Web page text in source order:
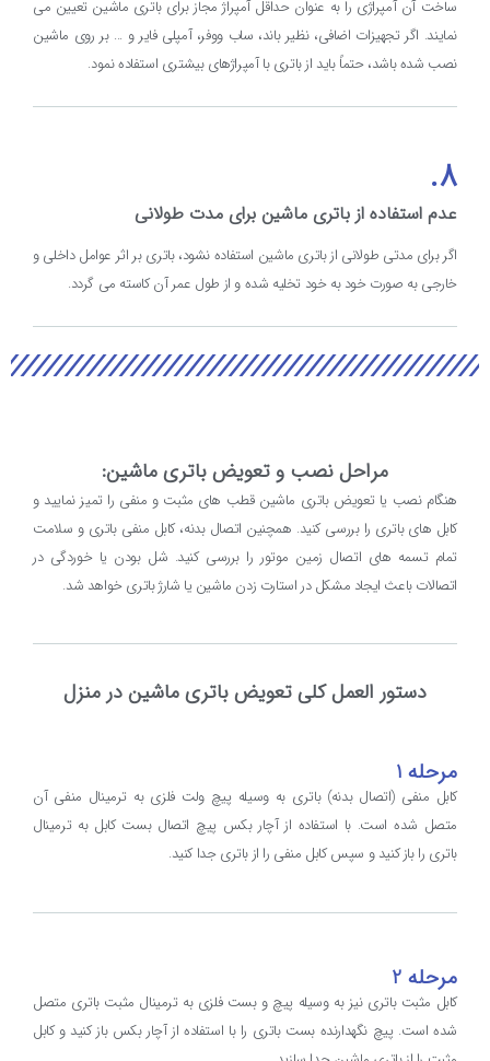
ساخت آن آمپراژی را به عنوان حداقل آمپراژ مجاز برای باتری ماشین تعیین می
نمایند. اگر تجهیزات اضافی، نظیر باند، ساب ووفر، آمپلی فایر و ... بر روی ماشین
نصب شده باشد، حتماً باید از باتری با آمپراژهای بیشتری استفاده نمود.
8.
عدم استفاده از باتری ماشین برای مدت طولانی
اگر برای مدتی طولانی از باتری ماشین استفاده نشود، باتری بر اثر عوامل داخلی و
خارجی به صورت خود به خود تخلیه شده و از طول عمر آن کاسته می گردد.
مراحل نصب و تعویض باتری ماشین:
هنگام نصب یا تعویض باتری ماشین قطب های مثبت و منفی را تمیز نمایید و
کابل های باتری را بررسی کنید. همچنین اتصال بدنه، کابل منفی باتری و سلامت
تمام تسمه های اتصال زمین موتور را بررسی کنید. شل بودن یا خوردگی در
اتصالات باعث ایجاد مشکل در استارت زدن ماشین یا شارژ باتری خواهد شد.
دستور العمل کلی تعویض باتری ماشین در منزل
مرحله 1
کابل منفی (اتصال بدنه) باتری به وسیله پیچ ولت فلزی به ترمینال منفی آن
متصل شده است. با استفاده از آچار بکس پیچ اتصال بست کابل به ترمینال
باتری را باز کنید و سپس کابل منفی را از باتری جدا کنید.
مرحله 2
کابل مثبت باتری نیز به وسیله پیچ و بست فلزی به ترمینال مثبت باتری متصل
شده است. پیچ نگهدارنده بست باتری را با استفاده از آچار بکس باز کنید و کابل